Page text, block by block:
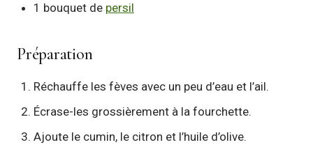
1 bouquet de persil
Préparation
Réchauffe les fèves avec un peu d’eau et l’ail.
Écrase-les grossièrement à la fourchette.
Ajoute le cumin, le citron et l’huile d’olive.